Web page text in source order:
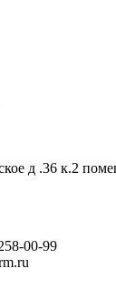
д .36 к.2
00-99